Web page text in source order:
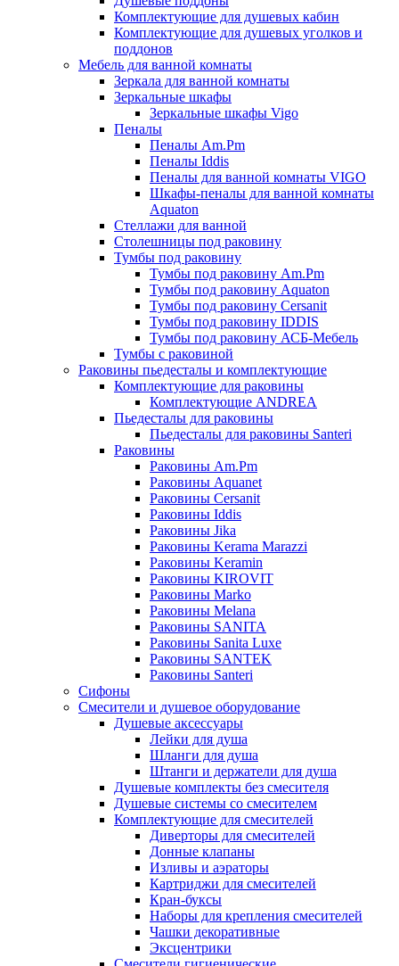
Комплектующие для душевых кабин
Комплектующие для душевых уголков и
поддонов
Мебель для ванной комнаты
Зеркала для ванной комнаты
Зеркальные шкафы
Зеркальные шкафы Vigo
Пеналы
Пеналы Am.Pm
Пеналы Iddis
Пеналы для ванной комнаты VIGO
Шкафы-пеналы для ванной комнаты
Aquaton
Стеллажи для ванной
Столешницы под раковину
Тумбы под раковину
Тумбы под раковину Am.Pm
Тумбы под раковину Aquaton
Тумбы под раковину Cersanit
Тумбы под раковину IDDIS
Тумбы под раковину АСБ-Мебель
Тумбы с раковиной
Раковины пьедесталы и комплектующие
Комплектующие для раковины
Комплектующие ANDREA
Пьедесталы для раковины
Пьедесталы для раковины Santeri
Раковины
Раковины Am.Pm
Раковины Aquanet
Раковины Cersanit
Раковины Iddis
Раковины Jika
Раковины Kerama Marazzi
Раковины Keramin
Раковины KIROVIT
Раковины Marko
Раковины Melana
Раковины SANITA
Раковины Sanita Luxe
Раковины SANTEK
Раковины Santeri
Сифоны
Смесители и душевое оборудование
Душевые аксессуары
Лейки для душа
Шланги для душа
Штанги и держатели для душа
Душевые комплекты без смесителя
Душевые системы со смесителем
Комплектующие для смесителей
Диверторы для смесителей
Донные клапаны
Изливы и аэраторы
Картриджи для смесителей
Кран-буксы
Наборы для крепления смесителей
Чашки декоративные
Эксцентрики